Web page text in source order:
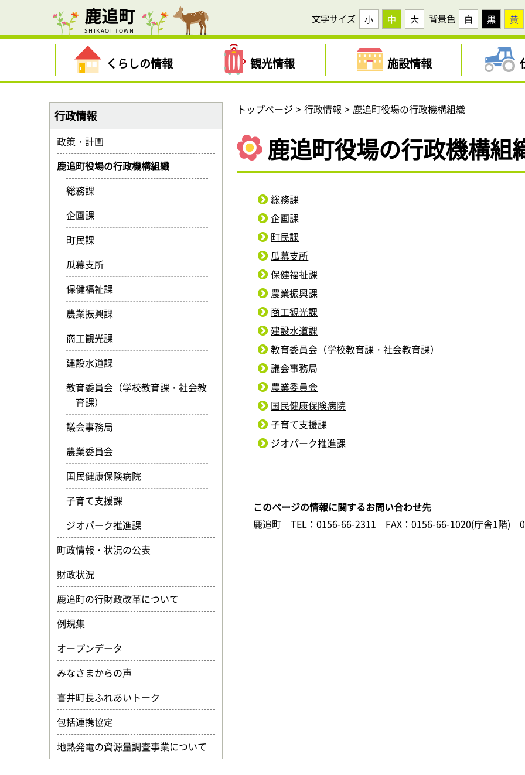
鹿追町
SHIKAOI TOWN
文字サイズ 小 中 大 背景色 白 黒 黄
くらしの情報 観光情報 施設情報
トップページ 行政情報 鹿追町役場の行政機構組織
鹿追町役場の行政機構組
総務課
企画課
町民課
瓜幕支所
保健福祉課
農業振興課
商工観光課
建設水道課
教育委員会（学校教育課・社会教育課）
議会事務局
農業委員会
国民健康保険病院
子育て支援課
ジオパーク推進課
このページの情報に関するお問い合わせ先
鹿追町
TEL：0156-66-2311 FAX：0156-66-1020(庁舎1階)
行政情報
政策・計画
鹿追町役場の行政機構組織
総務課
企画課
町民課
瓜幕支所
保健福祉課
農業振興課
商工観光課
建設水道課
教育委員会（学校教育課・社会教
育課）
議会事務局
農業委員会
国民健康保険病院
子育て支援課
ジオパーク推進課
町政情報・状況の公表
財政状況
鹿追町の行財政改革について
例規集
オープンデータ
みなさまからの声
喜井町長ふれあいトーク
包括連携協定
地熱発電の資源量調査事業について